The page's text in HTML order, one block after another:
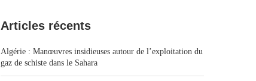
Articles récents
Algérie : Manœuvres insidieuses autour de l’exploitation du
gaz de schiste dans le Sahara